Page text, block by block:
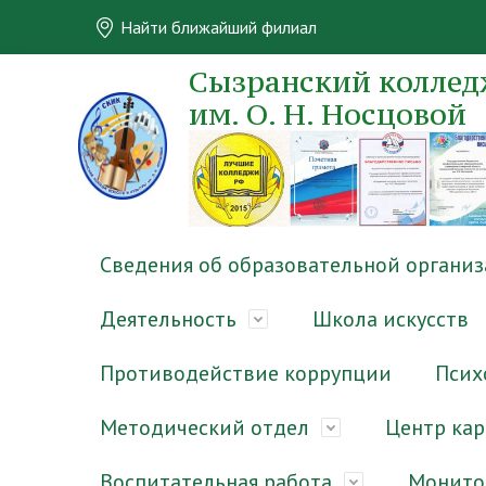
Найти ближайший филиал
Сызранский
им. О. Н. Носцовой
Сведения об образовательной
Деятельность Школа искусств
Противодействие коррупции
Методический отдел
Центр